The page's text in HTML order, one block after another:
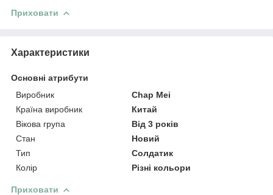
Приховати
Характеристики
Основні атрибути
Виробник
Chap Mei
Країна виробник
Китай
Вікова група
Від 3 років
Стан
Новий
Тип
Солдатик
Колір
Різні кольори
Приховати